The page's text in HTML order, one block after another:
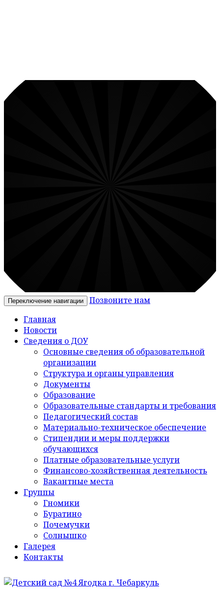
Переключение навигации
Позвоните нам
Главная
Новости
Сведения о ДОУ
Основные сведения об образовательной
организации
Структура и органы управления
Документы
Образование
Образовательные стандарты и требования
Педагогический состав
Материально-техническое обеспечение
Стипендии и меры поддержки
обучающихся
Платные образовательные услуги
Финансово-хозяйственная деятельность
Вакантные места
Группы
Гномики
Буратино
Почемучки
Солнышко
Галерея
Контакты